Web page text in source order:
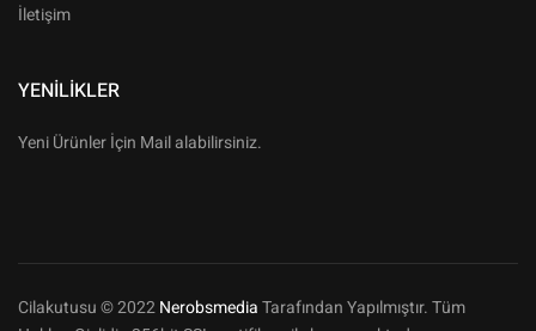
İletişim
YENILIKLER
Yeni Ürünler İçin Mail alabilirsiniz.
Cilakutusu © 2022NerobsmediaTarafından Yapılmıştır. Tüm